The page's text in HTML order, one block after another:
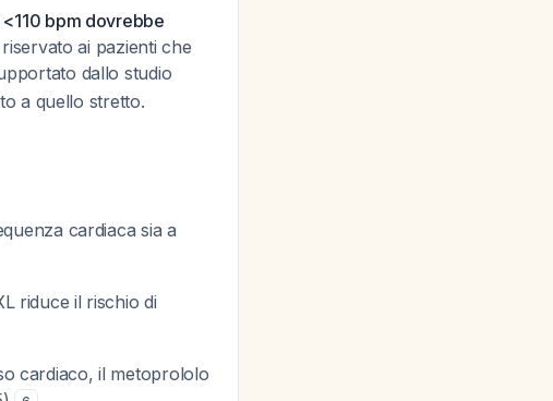
bpm dovrebbe
ai pazienti che
dallo studio
a quello stretto.
cardiaca sia a
riduce il rischio di
cardiaco, il metoprololo